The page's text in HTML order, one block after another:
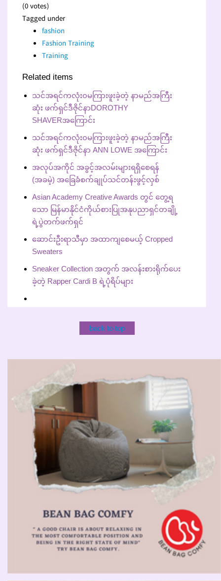
(0 votes)
Tagged under
fashion
Fashion Training
Training
Related items
သင်အရင်ကလုံး၀မကြားဖူးခဲ့တဲ့ နာမည်အကြီး
ဆုံး ဖက်ရှင်ဒီဇိုင်နာDOROTHY
SHAVERအကြောင်း
သင်အရင်ကလုံး၀မကြားဖူးခဲ့တဲ့ နာမည်အကြီး
ဆုံး ဖက်ရှင်ဒီဇိုင်နာ ANN LOWE အကြောင်း
အလုပ်အကိုင် အခွင့်အလမ်းများရရှိစေရန်
(အခမဲ့) အ‌ခြေခံစက်ချုပ်သင်တန်းဖွင့်လှစ်
Asian Academy Creative Awards တွင် တွေ့ရ
သော မြန်မာနိုင်ငံကိုယ်စားပြုအနုပညာရှင်တချို့
ရဲ့ပွဲတက်ဖက်ရှင်
ဆောင်းဦးရာသီမှာ အထာကျစေမယ့် Cropped
Sweaters
Sneaker Collection အတွက် အလန်းစားရိုက်ပေး
ခဲ့တဲ့ Rapper Cardi B ရဲ့ပုံရိပ်များ
back to top